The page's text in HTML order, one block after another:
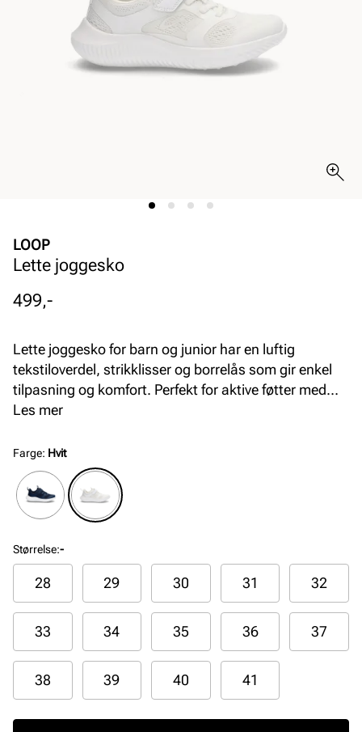
LOOP
Lette joggesko
Pris
499,-
Lette joggesko for barn og junior har en luftig
tekstiloverdel, strikklisser og borrelås som gir enkel
tilpasning og komfort. Perfekt for aktive føtter med
praktisk design og god pusteevne.
Les mer
Farge: Hvit
Størrelse:-
28 29 30 31 32
33 34 35 36 37
38 39 40 41